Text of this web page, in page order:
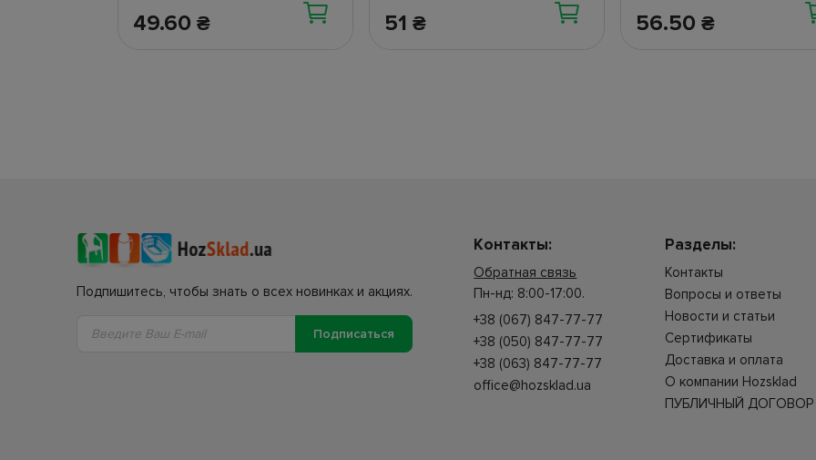
49.60 ₴ 51 ₴ 56.50 ₴
Подпишитесь, чтобы знать о всех новинках и акциях.
Подписаться
Контакты:
Обратная связь
Пн-нд: 8:00-17:00.
+38 (067) 847-77-77
+38 (050) 847-77-77
+38 (063) 847-77-77
office@hozsklad.ua
Разделы:
Контакты
Вопросы и ответы
Новости и статьи
Сертификаты
Доставка и оплата
О компании Hozsklad
ПУБЛИЧНЫЙ ДОГОВОР